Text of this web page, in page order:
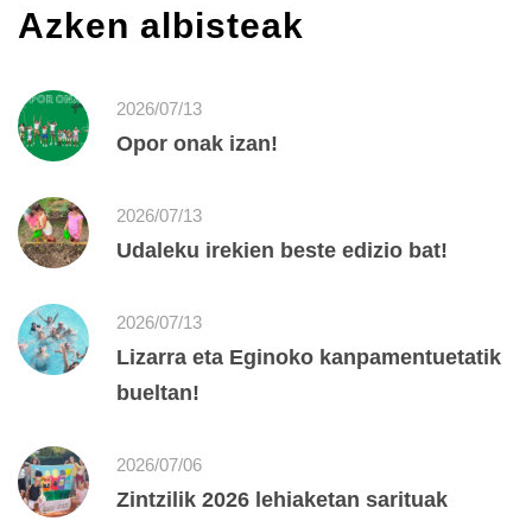
Azken albisteak
2026/07/13
Opor onak izan!
2026/07/13
Udaleku irekien beste edizio bat!
2026/07/13
Lizarra eta Eginoko kanpamentuetatik
bueltan!
2026/07/06
Zintzilik 2026 lehiaketan sarituak